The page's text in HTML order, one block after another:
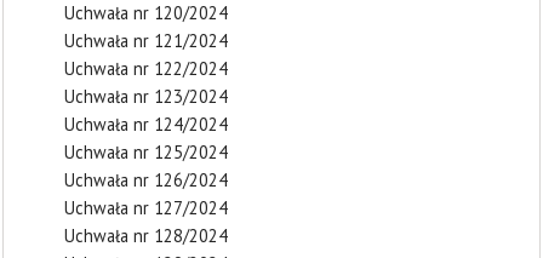
Uchwała nr 120/2024
Uchwała nr 121/2024
Uchwała nr 122/2024
Uchwała nr 123/2024
Uchwała nr 124/2024
Uchwała nr 125/2024
Uchwała nr 126/2024
Uchwała nr 127/2024
Uchwała nr 128/2024